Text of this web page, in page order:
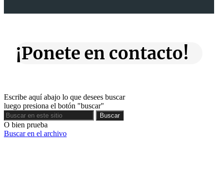
¡Ponete en contacto!
Escribe aquí abajo lo que desees buscar
luego presiona el botón "buscar"
Buscar
Buscar
O bien prueba
Buscar en el archivo